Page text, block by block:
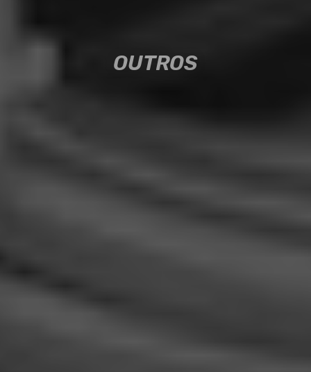
OUTROS
OUTROS